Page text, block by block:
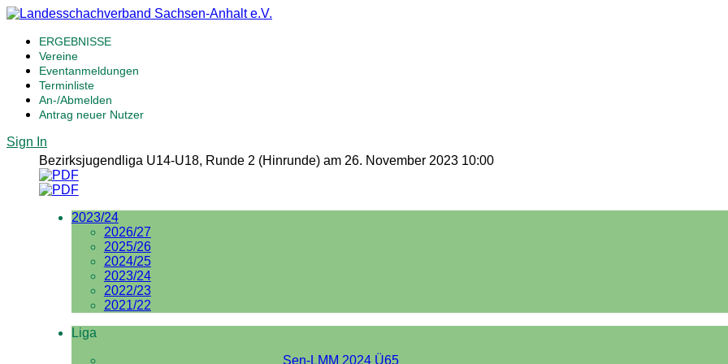
ERGEBNISSE
Vereine
Eventanmeldungen
Terminliste
An-/Abmelden
Antrag neuer Nutzer
Sign In
Bezirksjugendliga U14-U18, Runde 2 (Hinrunde) am 26. November 2023 10:00
2023/24
2026/27
2025/26
2024/25
2023/24
2022/23
2021/22
Liga
Sen-LMM 2024 Ü65